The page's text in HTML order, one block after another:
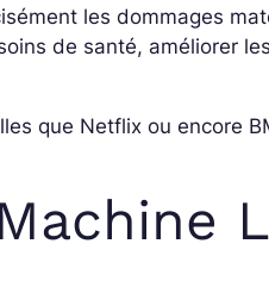
les dommages
de santé, améliorer
que Netflix ou encore